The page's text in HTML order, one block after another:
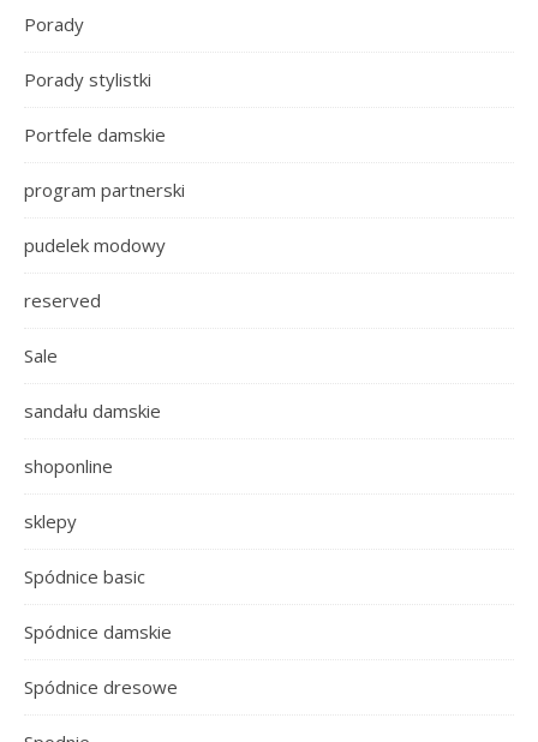
Porady
Porady stylistki
Portfele damskie
program partnerski
pudelek modowy
reserved
Sale
sandału damskie
shoponline
sklepy
Spódnice basic
Spódnice damskie
Spódnice dresowe